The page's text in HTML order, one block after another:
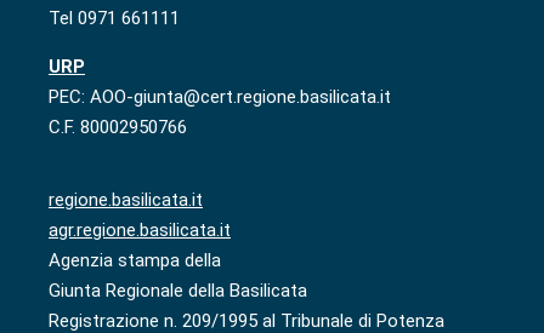
Tel 0971 661111
URP
PEC: AOO-giunta@cert.regione.basilicata.it
C.F. 80002950766
regione.basilicata.it
agr.regione.basilicata.it
Agenzia stampa della
Giunta Regionale della Basilicata
Registrazione n. 209/1995 al Tribunale di Potenza